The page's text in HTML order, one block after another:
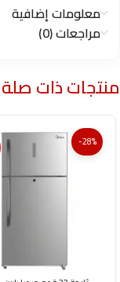
معلومات إضافية
مراجعات (0)
منتجات ذات صلة
-28%